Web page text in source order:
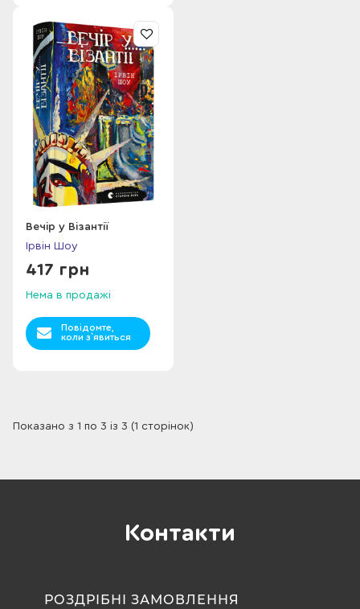
Вечір у Візантії
Ірвін Шоу
417 грн
Нема в продажі
Повідомте,
коли з`явиться
Показано з 1 по 3 із 3 (1 сторінок)
Контакти
РОЗДРІБНІ ЗАМОВЛЕННЯ